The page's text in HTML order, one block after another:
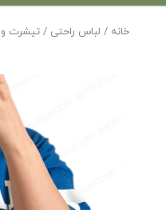
خانه / لباس راحتی /تیشرت